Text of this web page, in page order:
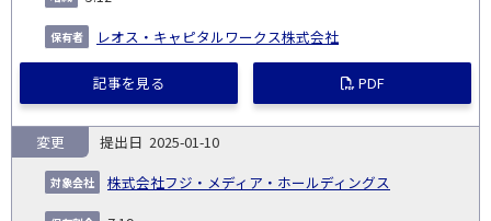
レオス・キャピタルワークス株式会社
記事を見る PDF
2025-01-10
株式会社フジ・メディア・ホールディングス
変更